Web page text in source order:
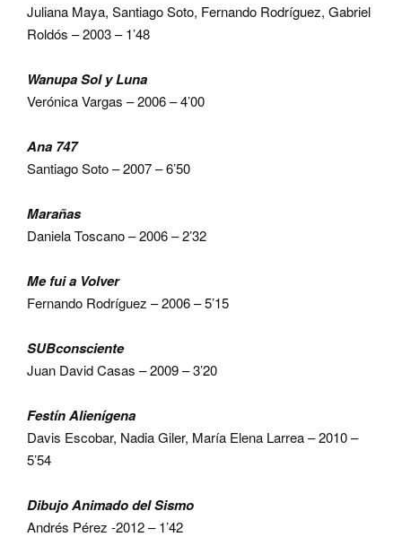
Juliana Maya, Santiago Soto, Fernando Rodríguez, Gabriel
Roldós – 2003 – 1’48
Wanupa Sol y Luna
Verónica Vargas – 2006 – 4’00
Ana 747
Santiago Soto – 2007 – 6’50
Marañas
Daniela Toscano – 2006 – 2’32
Me fui a Volver
Fernando Rodríguez – 2006 – 5’15
SUBconsciente
Juan David Casas – 2009 – 3’20
Festín Alienígena
Davis Escobar, Nadia Giler, María Elena Larrea – 2010 –
5’54
Dibujo Animado del Sismo
Andrés Pérez -2012 – 1’42